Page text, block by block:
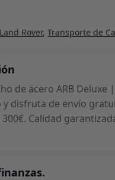
Land Rover, Transporte de
de acero ARB Deluxe
disfruta de envío
Calidad